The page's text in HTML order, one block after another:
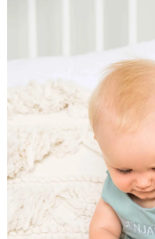
hviezdičiek.